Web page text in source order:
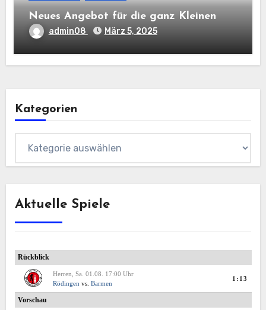
Neues Angebot für die ganz Kleinen
admin08 März 5, 2025
Kategorien
Aktuelle Spiele